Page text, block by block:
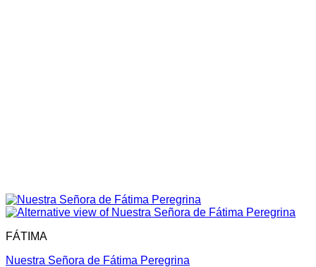
FÁTIMA
Nuestra Señora de Fátima Peregrina